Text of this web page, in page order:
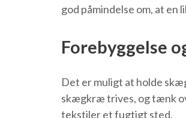
god påmindelse om, at en
Forebyggelse
Det er muligt at holde
skægkræ trives, og tænk
tekstiler et fugtigt sted.